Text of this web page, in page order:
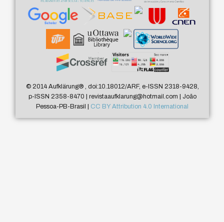
© 2014 Aufklärung®, doi:10.18012/ARF, e-ISSN 2318-9428,
p-ISSN 2358-8470 | revistaaufklarung@hotmail.com | João
Pessoa-PB-Brasil | CC BY Attribution 4.0 International